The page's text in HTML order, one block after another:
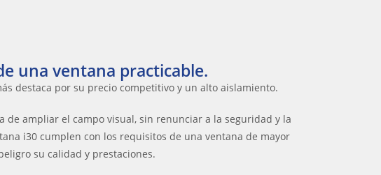
una ventana practicable.
destaca por su precio competitivo y un alto aislamiento.
de ampliar el campo visual, sin renunciar a la seguridad y la
i30 cumplen con los requisitos de una ventana de mayor
su calidad y prestaciones.